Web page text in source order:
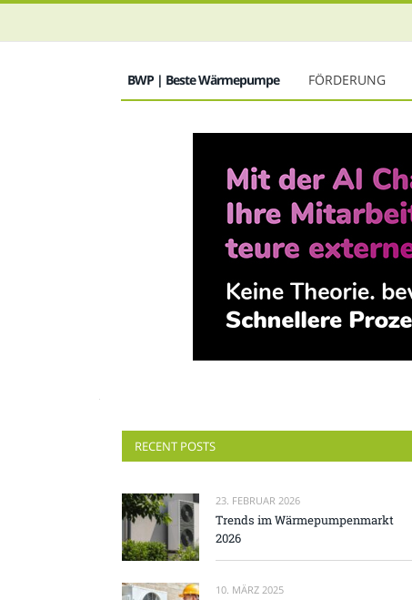
BWP | Beste Wärmepumpe FÖRDERUNG
RECENT POSTS
23. FEBRUAR 2026
Trends im Wärmepumpenmarkt
2026
10. MÄRZ 2025